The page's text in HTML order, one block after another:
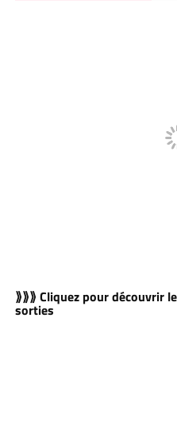
⟫⟫⟫ Cliquez pour découvrir
sorties